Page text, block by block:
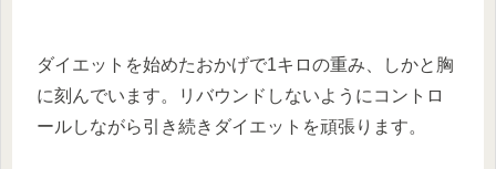
ダイエットを始めたおかげで1キロの重み、しかと胸
に刻んでいます。リバウンドしないようにコントロ
ールしながら引き続きダイエットを頑張ります。